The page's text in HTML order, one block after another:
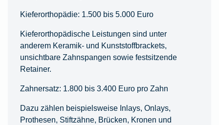
Kieferorthopädie: 1.500 bis 5.000 Euro
Kieferorthopädische Leistungen sind unter
anderem Keramik- und Kunststoffbrackets,
unsichtbare Zahnspangen sowie festsitzende
Retainer.
Zahnersatz: 1.800 bis 3.400 Euro pro Zahn
Dazu zählen beispielsweise Inlays, Onlays,
Prothesen, Stiftzähne, Brücken, Kronen und